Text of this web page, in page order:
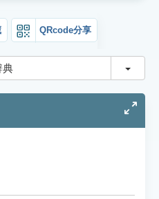
QRcode分享
典 切換